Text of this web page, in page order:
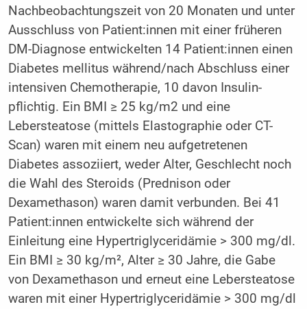
Nachbeobachtungszeit von 20 Monaten und unter
Ausschluss von Patient:innen mit einer früheren
DM-Diagnose entwickelten 14 Patient:innen einen
Diabetes mellitus während/nach Abschluss einer
intensiven Chemotherapie, 10 davon Insulin-
pflichtig. Ein BMI ≥ 25 kg/m2 und eine
Lebersteatose (mittels Elastographie oder CT-
Scan) waren mit einem neu aufgetretenen
Diabetes assoziiert, weder Alter, Geschlecht noch
die Wahl des Steroids (Prednison oder
Dexamethason) waren damit verbunden. Bei 41
Patient:innen entwickelte sich während der
Einleitung eine Hypertriglyceridämie > 300 mg/dl.
Ein BMI ≥ 30 kg/m², Alter ≥ 30 Jahre, die Gabe
von Dexamethason und erneut eine Lebersteatose
waren mit einer Hypertriglyceridämie > 300 mg/dl